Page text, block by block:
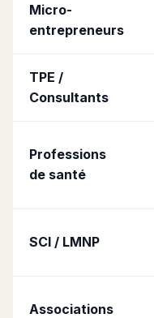
Micro-
entrepreneurs
TPE /
Consultants
Professions
de santé
SCI / LMNP
Associations